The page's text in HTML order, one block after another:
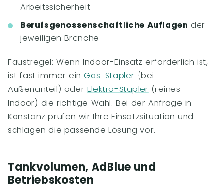
Arbeitssicherheit
Berufsgenossenschaftliche Auflagen der
jeweiligen Branche
Faustregel: Wenn Indoor-Einsatz erforderlich ist,
ist fast immer einGas-Stapler (bei
Außenanteil) oder Elektro-Stapler (reines
Indoor) die richtige Wahl. Bei der Anfrage in
Konstanz prüfen wir Ihre Einsatzsituation und
schlagen die passende Lösung vor.
Tankvolumen, AdBlue und
Betriebskosten